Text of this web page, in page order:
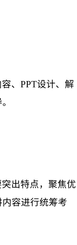
容、PPT设计、解
出特点，聚焦优
容进行统筹考